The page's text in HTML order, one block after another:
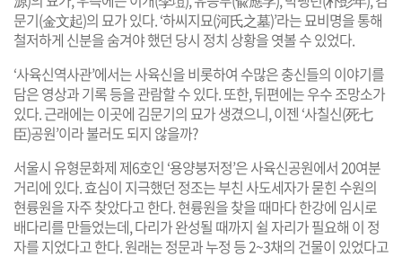
문기(金文起)의 묘가 있다. ‘하씨지묘(河氏之墓)’라는 묘비명을 통해
철저하게 신분을 숨겨야 했던 당시 정치 상황을 엿볼 수 있었다.
‘사육신역사관’에서는 사육신을 비롯하여 수많은 충신들의 이야기를
담은 영상과 기록 등을 관람할 수 있다. 또한, 뒤편에는 우수 조망소가
있다. 근래에는 이곳에 김문기의 묘가 생겼으니, 이젠 ‘사칠신(死七
臣)공원’이라 불러도 되지 않을까?
서울시 유형문화제 제6호인 ‘용양붕저정’은 사육신공원에서 20여분
거리에 있다. 효심이 지극했던 정조는 부친 사도세자가 묻힌 수원의
현륭원을 자주 찾았다고 한다. 현륭원을 찾을 때마다 한강에 임시로
배다리를 만들었는데, 다리가 완성될 때까지 쉴 자리가 필요해 이 정
자를 지었다고 한다. 원래는 정문과 누정 등 2~3채의 건물이 있었다고